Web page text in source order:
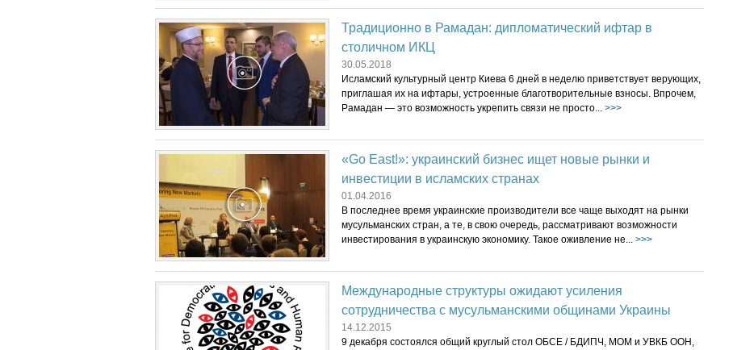
Традиционно в Рамадан: дипломатический ифтар в
столичном ИКЦ
30.05.2018
Исламский культурный центр Киева 6 дней в неделю приветствует верующих,
приглашая их на ифтары, устроенные благотворительные взносы. Впрочем,
Рамадан — это возможность укрепить связи не просто... >>>
«Go East!»: украинский бизнес ищет новые рынки и
инвестиции в исламских странах
01.04.2016
В последнее время украинские производители все чаще выходят на рынки
мусульманских стран, а те, в свою очередь, рассматривают возможности
инвестирования в украинскую экономику. Такое оживление не... >>>
Международные структуры ожидают усиления
сотрудничества с мусульманскими общинами Украины
14.12.2015
9 декабря состоялся общий круглый стол ОБСЕ / БДИПЧ, МОМ и УВКБ ООН,